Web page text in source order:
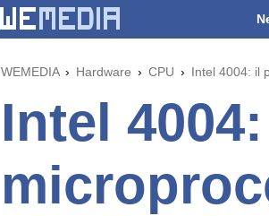
WEMEDIA Hardware CPU Intel 4004: il
Intel